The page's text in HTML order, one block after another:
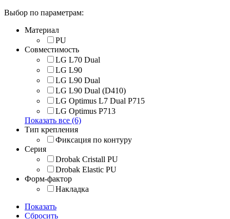
Выбор по параметрам:
Материал
PU
Совместимость
LG L70 Dual
LG L90
LG L90 Dual
LG L90 Dual (D410)
LG Optimus L7 Dual P715
LG Optimus P713
Показать все (6)
Тип крепления
Фиксация по контуру
Серия
Drobak Cristall PU
Drobak Elastic PU
Форм-фактор
Накладка
Показать
Сбросить